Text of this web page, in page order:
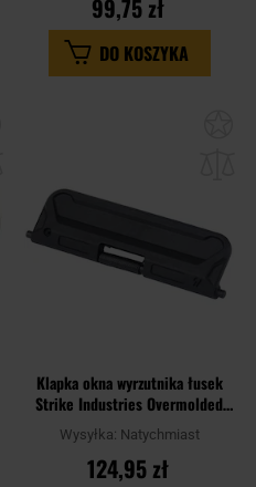
99,75 zł
DO KOSZYKA
Klapka okna wyrzutnika łusek
Strike Industries Overmolded
Ultimate Dust Cover do
karabinków AR .223/5,56 mm -
Black
Wysyłka: Natychmiast
124,95 zł